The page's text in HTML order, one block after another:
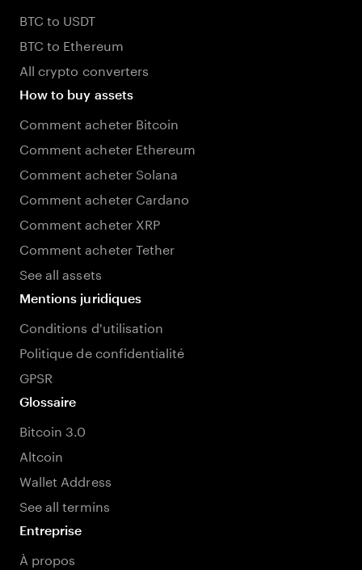
BTC to USDT
BTC to Ethereum
All crypto converters
How to buy assets
Comment acheter Bitcoin
Comment acheter Ethereum
Comment acheter Solana
Comment acheter Cardano
Comment acheter XRP
Comment acheter Tether
See all assets
Mentions juridiques
Conditions d'utilisation
Politique de confidentialité
GPSR
Glossaire
Bitcoin 3.0
Altcoin
Wallet Address
See all termins
Entreprise
À propos